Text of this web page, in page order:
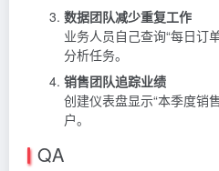
数据团队减少重复工作
业务人员自己查询“每日订
分析任务。
销售团队追踪业绩
创建仪表盘显示“本季度销
户。
QA